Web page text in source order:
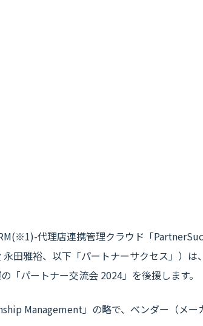
代理店連携管理クラウド「
永田雅裕、以下「パートナーサクセス」）
「パートナー交流会 2024」を後援します。
Management」の略で、ベンダー（メー